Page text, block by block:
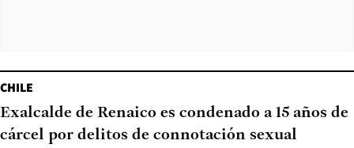
CHILE
Exalcalde de Renaico es condenado a 15 años de
cárcel por delitos de connotación sexual